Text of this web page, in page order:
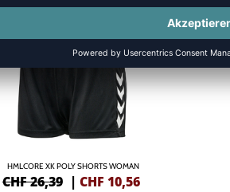
HMLCORE XK POLY SHORTS WOMAN
CHF 26,39 | CHF 10,56
-